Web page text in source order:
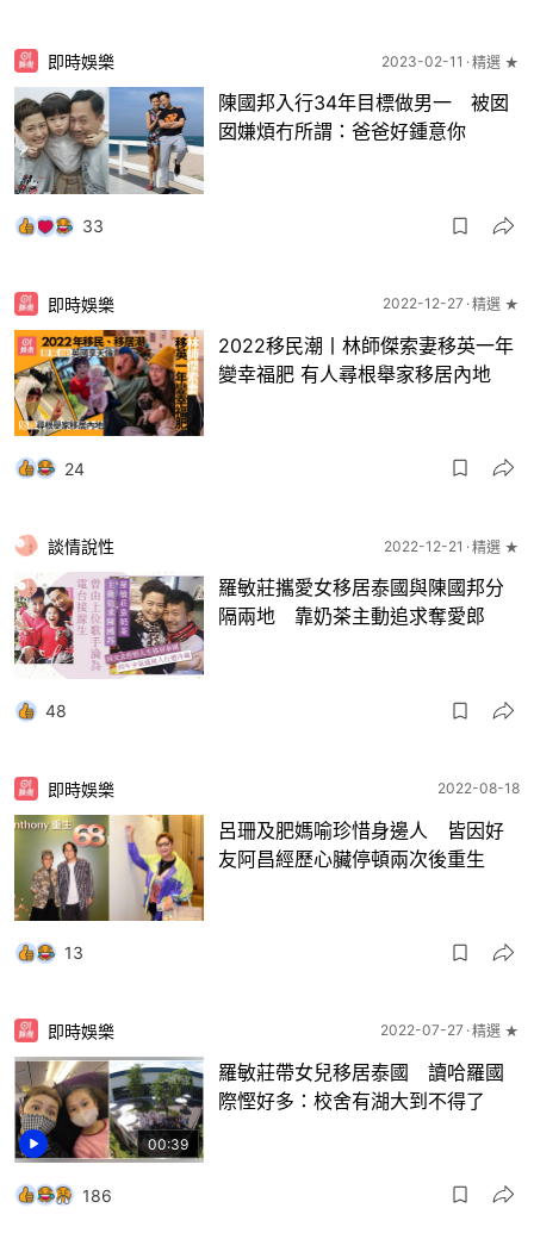
即時娛樂 2023-02-11 精選 ★
陳國邦入行34年目標做男一 被囡
囡嫌煩冇所謂：爸爸好鍾意你
33
即時娛樂 2022-12-27 精選 ★
2022移民潮丨林師傑索妻移英一年
變幸福肥 有人尋根舉家移居內地
24
談情說性 2022-12-21 精選 ★
羅敏莊攜愛女移居泰國與陳國邦分
隔兩地 靠奶茶主動追求奪愛郎
48
即時娛樂 2022-08-18
呂珊及肥媽喻珍惜身邊人 皆因好
友阿昌經歷心臟停頓兩次後重生
13
00:39
即時娛樂 2022-07-27 精選 ★
羅敏莊帶女兒移居泰國 讀哈羅國
際慳好多：校舍有湖大到不得了
186